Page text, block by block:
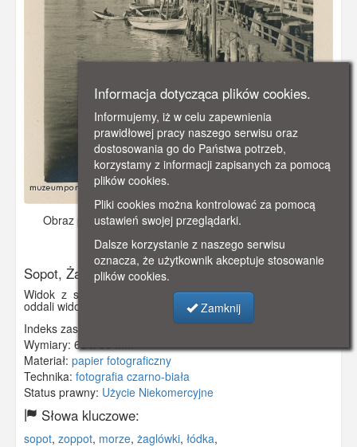
Obraz pochodzi zok. 1950 r.Dodano: 2019-12-09 10:11
Wyświetlono: 3073
Sopot, Żaglówki przy Molo w Sopocie
Widok z sopockiego mola na przycumowane żaglówki. W
oddali widoczne zabudowania Sopotu.
Indeks zasobu:
Wymiary: 65 x 90 mm
Materiał: papier fotograficzny
Technika: fotografia czarno-biała
Status prawny: Użycie Niekomercyjne
Słowa kluczowe:
sopot, zoppot, morze, żaglówki, łódka,
Informacja dotycząca plików cookies.
Informujemy, iż w celu zapewnienia
prawidłowej pracy naszego serwisu oraz
dostosowania go do Państwa potrzeb,
korzystamy z informacji zapisanych za pomocą
plików cookies.
Pliki cookies można kontrolować za pomocą
ustawień swojej przeglądarki.
Dalsze korzystanie z naszego serwisu
oznacza, że użytkownik akceptuje stosowanie
plików cookies.
Zamknij